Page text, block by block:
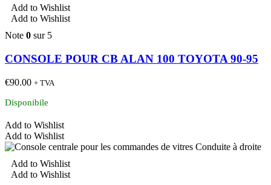
Add to Wishlist
Add to Wishlist
Note 0 sur 5
CONSOLE POUR CB ALAN 100 TOYOTA 90-95
€90.00 + TVA
Disponibile
Add to Wishlist
Add to Wishlist
Add to Wishlist
Add to Wishlist